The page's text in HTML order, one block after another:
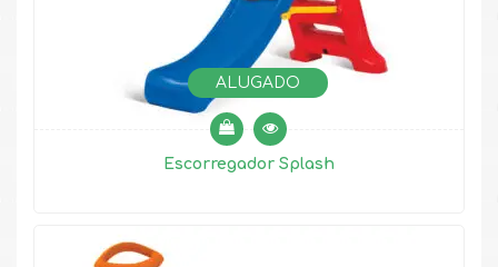
ALUGADO
Escorregador Splash